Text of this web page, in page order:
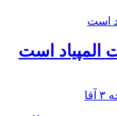
المپیاد است